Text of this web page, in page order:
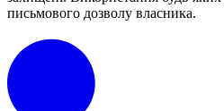
письмового дозволу власника.